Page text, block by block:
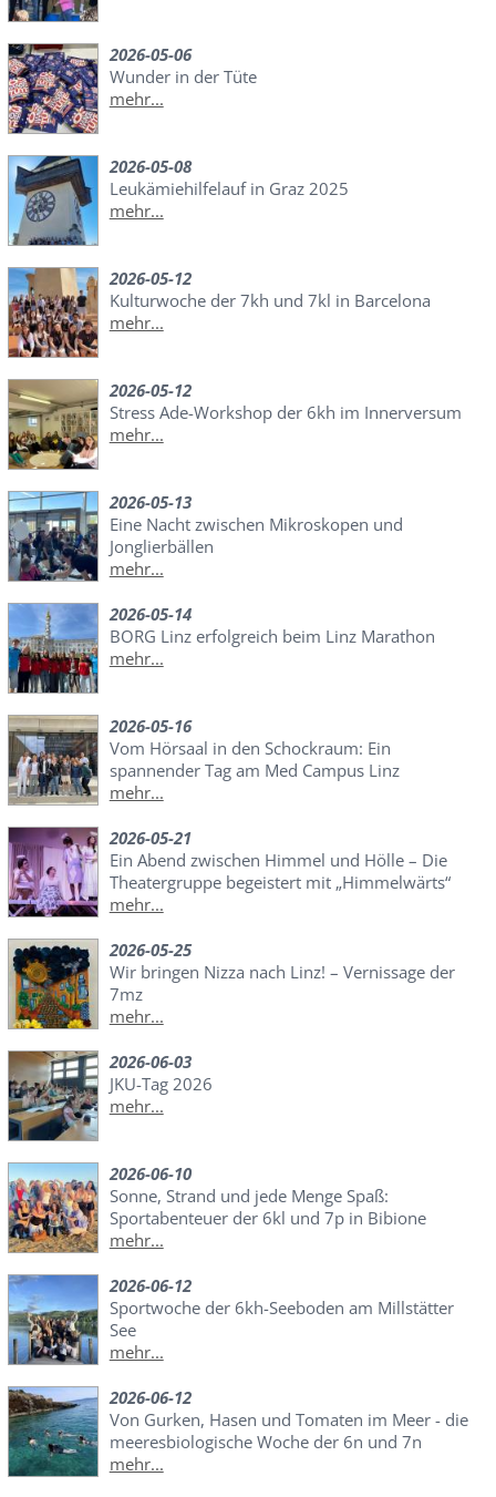
2026-05-06
Wunder in der Tüte
mehr...
2026-05-08
Leukämiehilfelauf in Graz 2025
mehr...
2026-05-12
Kulturwoche der 7kh und 7kl in Barcelona
mehr...
2026-05-12
Stress Ade-Workshop der 6kh im Innerversum
mehr...
2026-05-13
Eine Nacht zwischen Mikroskopen und
Jonglierbällen
mehr...
2026-05-14
BORG Linz erfolgreich beim Linz Marathon
mehr...
2026-05-16
Vom Hörsaal in den Schockraum: Ein
spannender Tag am Med Campus Linz
mehr...
2026-05-21
Ein Abend zwischen Himmel und Hölle – Die
Theatergruppe begeistert mit „Himmelwärts“
mehr...
2026-05-25
Wir bringen Nizza nach Linz! – Vernissage der
7mz
mehr...
2026-06-03
JKU-Tag 2026
mehr...
2026-06-10
Sonne, Strand und jede Menge Spaß:
Sportabenteuer der 6kl und 7p in Bibione
mehr...
2026-06-12
Sportwoche der 6kh-Seeboden am Millstätter
See
mehr...
2026-06-12
Von Gurken, Hasen und Tomaten im Meer - die
meeresbiologische Woche der 6n und 7n
mehr...